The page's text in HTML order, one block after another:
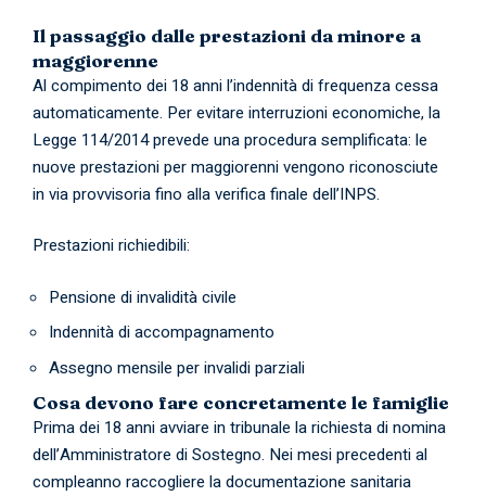
Il passaggio dalle prestazioni da minore a
maggiorenne
Al compimento dei 18 anni l’indennità di frequenza cessa
automaticamente. Per evitare interruzioni economiche, la
Legge 114/2014 prevede una procedura semplificata: le
nuove prestazioni per maggiorenni vengono riconosciute
in via provvisoria fino alla verifica finale dell’INPS.
Prestazioni richiedibili:
Pensione di invalidità civile
Indennità di accompagnamento
Assegno mensile per invalidi parziali
Cosa devono fare concretamente le famiglie
Prima dei 18 anni avviare in tribunale la richiesta di nomina
dell’Amministratore di Sostegno. Nei mesi precedenti al
compleanno raccogliere la documentazione sanitaria